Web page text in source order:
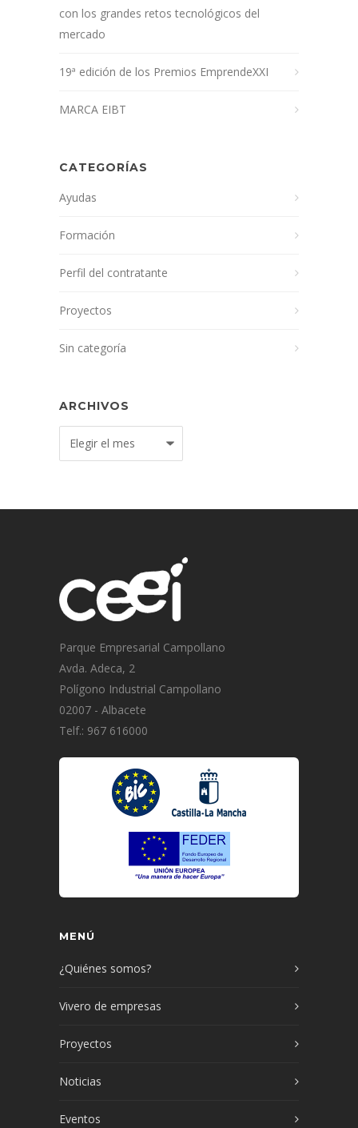
con los grandes retos tecnológicos del
mercado
19ª edición de los Premios EmprendeXXI
MARCA EIBT
CATEGORÍAS
Ayudas
Formación
Perfil del contratante
Proyectos
Sin categoría
ARCHIVOS
Archivos
Parque Empresarial Campollano
Avda. Adeca, 2
Polígono Industrial Campollano
02007 - Albacete
Telf.: 967 616000
MENÚ
¿Quiénes somos?
Vivero de empresas
Proyectos
Noticias
Eventos